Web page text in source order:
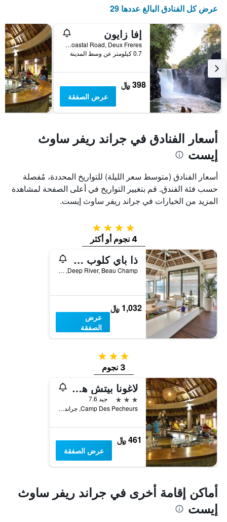
التالي
محور
Y
الذي
يعرض
متوسط
سعر
غرفة
عرض كل الفنادق البالغ عددها 29
إفا زايون
Coastal Road, Deux Freres, جراند ريفر ساوث إيست, موريشيوس
0.7 كيلومتر عن وسط المدينة
398 ﷼
عرض الصفقة
أسعار الفنادق في جراند ريفر ساوث
إيست
أسعار الفنادق (متوسط سعر الليلة) للتواريخ المحددة، مُفصلة
حسب فئة الفندق. قم بتغيير التواريخ في أعلى الصفحة لمشاهدة
المزيد من الخيارات في جراند ريفر ساوث إيست.
4 نجوم
4 نجوم أو أكثر
ذا باي كلوب آت أناهيتا
Deep River, Beau Champ, جراند ريفر ساوث إيست, موريشيوس
1,032 ﷼
عرض
الصفقة
3 نجوم
3 نجوم
لاغونا بيتش هوتل آند سبا
3 نجوم
جيد 7.6
Camp Des Pecheurs, جراند ريفر ساوث إيست, موريشيوس
461 ﷼
عرض الصفقة
أماكن إقامة أخرى في جراند ريفر ساوث
إيست